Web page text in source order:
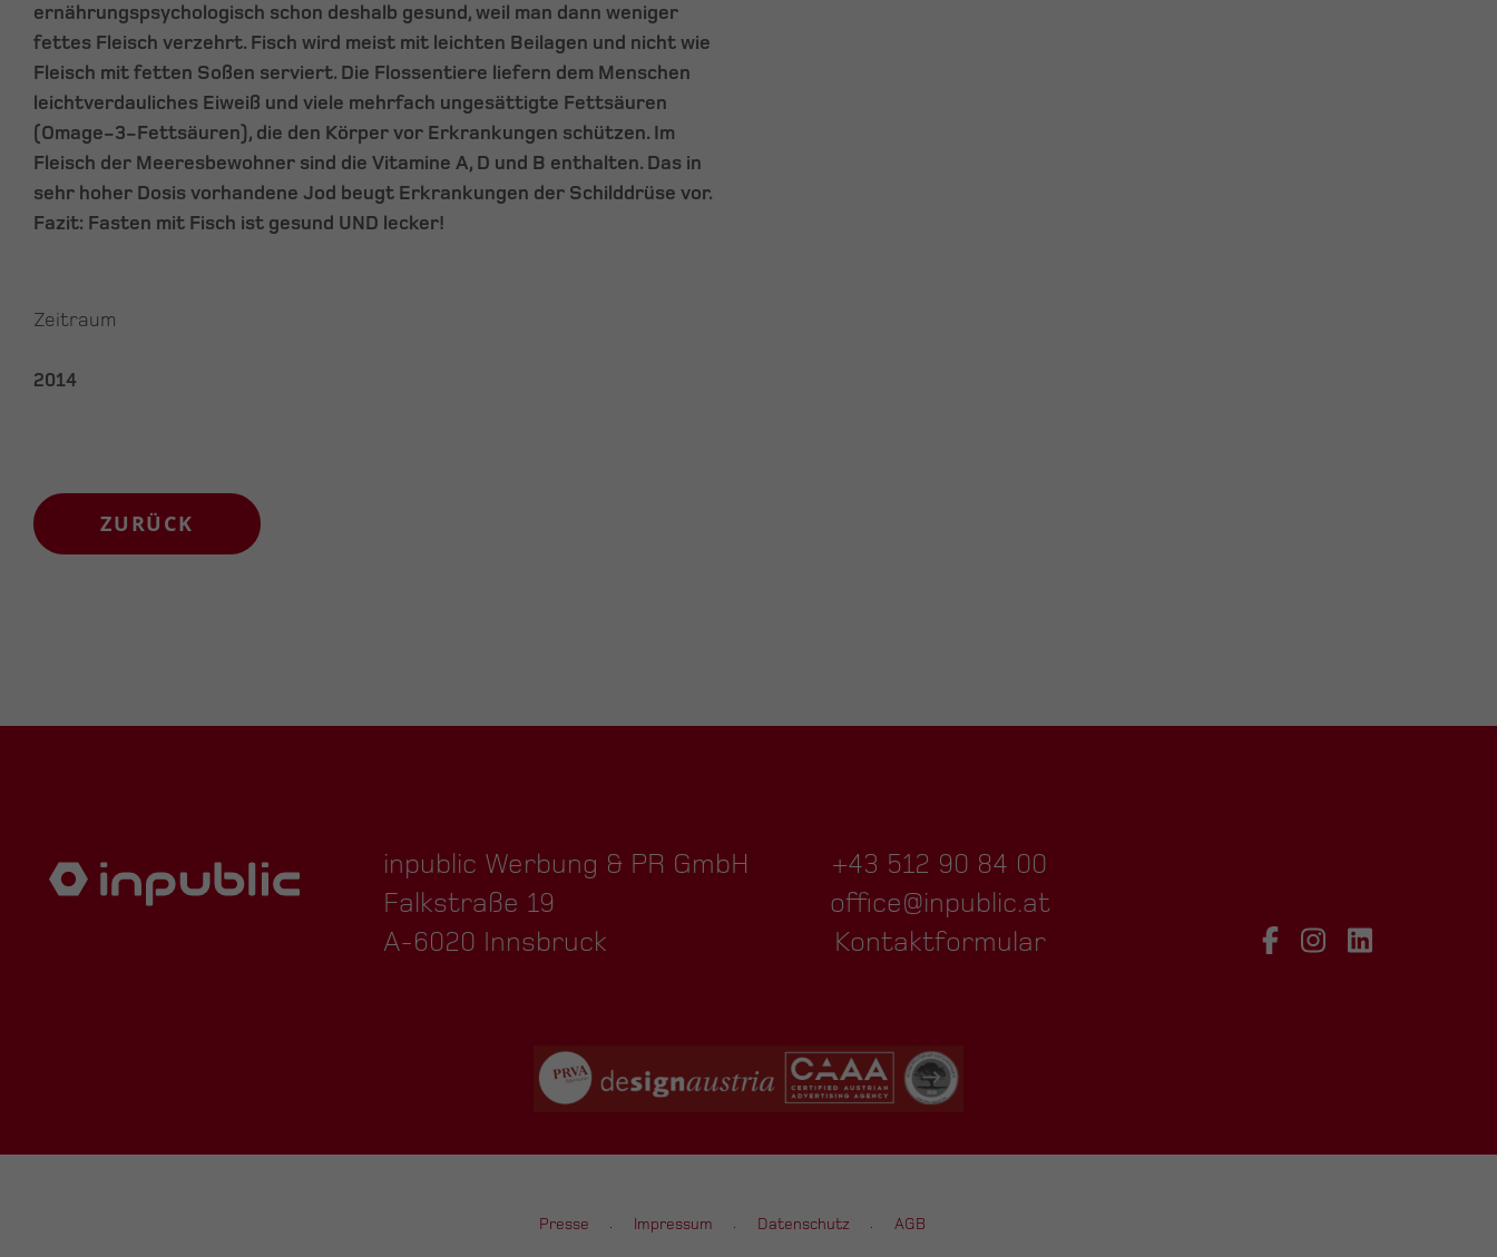
ernährungspsychologisch schon deshalb gesund, weil man dann weniger
fettes Fleisch verzehrt. Fisch wird meist mit leichten Beilagen und nicht wie
Fleisch mit fetten Soßen serviert. Die Flossentiere liefern dem Menschen
leichtverdauliches Eiweiß und viele mehrfach ungesättigte Fettsäuren
(Omage-3-Fettsäuren), die den Körper vor Erkrankungen schützen. Im
Fleisch der Meeresbewohner sind die Vitamine A, D und B enthalten. Das in
sehr hoher Dosis vorhandene Jod beugt Erkrankungen der Schilddrüse vor.
Fazit: Fasten mit Fisch ist gesund UND lecker!
Zeitraum
2014
ZURÜCK
inpublic Werbung & PR GmbH
Falkstraße 19
A-6020 Innsbruck
+43 512 90 84 00
office@inpublic.at
Kontaktformular
Presse Impressum Datenschutz AGB